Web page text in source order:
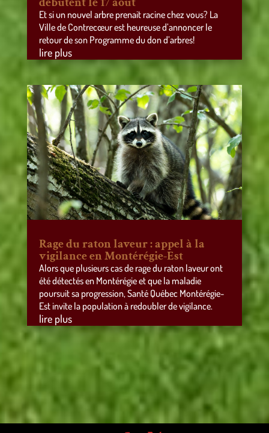
Et si un nouvel arbre prenait racine chez vous? La
Ville de Contrecœur est heureuse d’annoncer le
retour de son Programme du don d’arbres!
lire plus
Rage du raton laveur : appel à la
vigilance en Montérégie-Est
Alors que plusieurs cas de rage du raton laveur ont
été détectés en Montérégie et que la maladie
poursuit sa progression, Santé Québec Montérégie-
Est invite la population à redoubler de vigilance.
lire plus